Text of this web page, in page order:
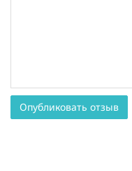
Опубликовать отзыв